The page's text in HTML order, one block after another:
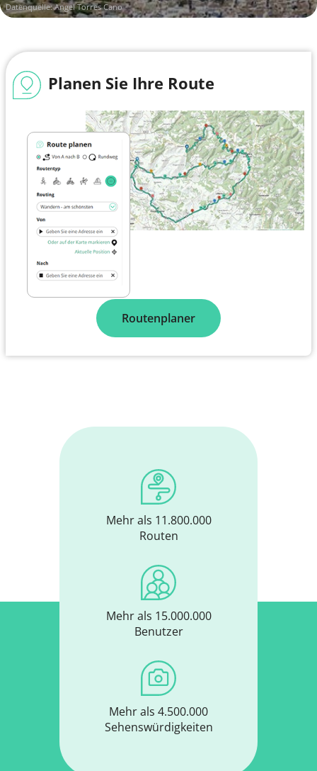
Datenquelle: Angel Torres Cano
Planen Sie Ihre Route
Routenplaner
Mehr als 11.800.000
Routen
Mehr als 15.000.000
Benutzer
Mehr als 4.500.000
Sehenswürdigkeiten